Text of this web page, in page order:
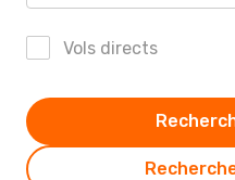
Vols directs